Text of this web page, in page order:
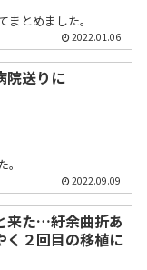
とめました。
2022.01.06
院送りに
2022.09.09
来た…紆余曲折あ
く２回目の移植に